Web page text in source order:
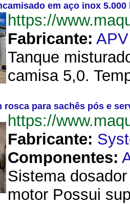
em aço inox 5.000
https://
Fabricante: APV
Tanque
camisa 5,0.
para sachês pós e
https://
Fabricante:
Componentes:
Sistema
motor Possui